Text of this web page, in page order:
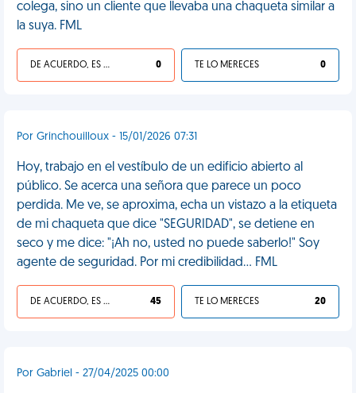
colega, sino un cliente que llevaba una chaqueta similar a
la suya. FML
DE ACUERDO, ES UNA VIDA HP 0 TE LO MERECES 0
Por Grinchouilloux - 15/01/2026 07:31
Hoy, trabajo en el vestíbulo de un edificio abierto al
público. Se acerca una señora que parece un poco
perdida. Me ve, se aproxima, echa un vistazo a la etiqueta
de mi chaqueta que dice "SEGURIDAD", se detiene en
seco y me dice: "¡Ah no, usted no puede saberlo!" Soy
agente de seguridad. Por mi credibilidad... FML
DE ACUERDO, ES UNA VIDA HP 45 TE LO MERECES 20
Por Gabriel - 27/04/2025 00:00